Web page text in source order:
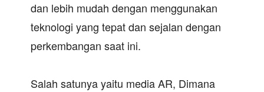
dan lebih mudah dengan menggunakan
teknologi yang tepat dan sejalan dengan
perkembangan saat ini.
Salah satunya yaitu media AR, Dimana